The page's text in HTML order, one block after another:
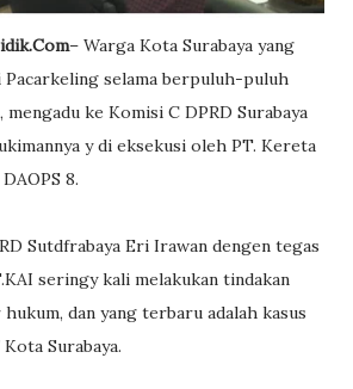
– Warga Kota Surabaya yang
Pacarkeling selama berpuluh-puluh
ke Komisi C DPRD Surabaya
y di eksekusi oleh PT. Kereta
8.
Sutdfrabaya Eri Irawan dengen tegas
seringy kali melakukan tindakan
dan yang terbaru adalah kasus
Surabaya.